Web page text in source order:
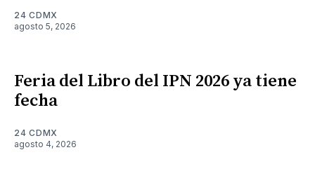
24 CDMX
agosto 5, 2026
Feria del Libro del IPN 2026 ya tiene
fecha
24 CDMX
agosto 4, 2026